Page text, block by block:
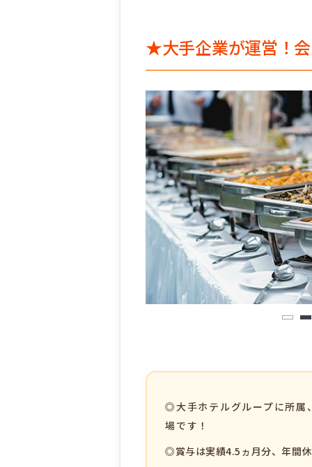
★大手企業が運営！
1 2
◎大手ホテルグループに所属
場です！
◎賞与は実績4.5ヵ月分、年間